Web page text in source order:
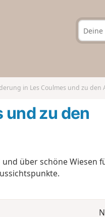
in Les Coulmes und zu den
und zu den
über schöne Wiesen